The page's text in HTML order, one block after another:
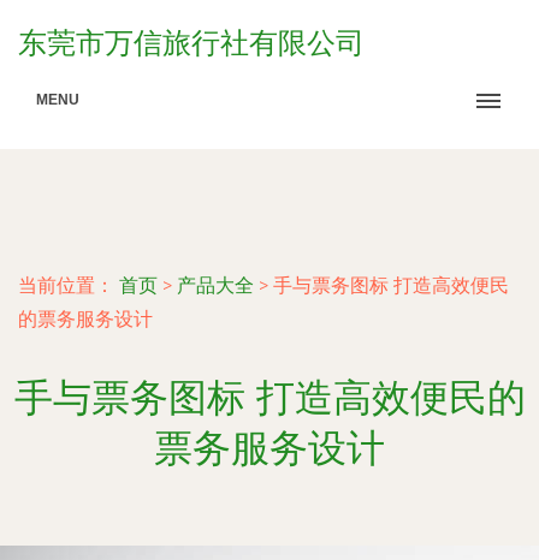
东莞市万信旅行社有限公司
MENU
当前位置： 首页 > 产品大全 > 手与票务图标 打造高效便民
的票务服务设计
手与票务图标 打造高效便民的
票务服务设计